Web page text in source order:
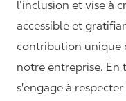
l’inclusion et vise à
accessible et
contribution unique
notre entreprise.
s'engage à